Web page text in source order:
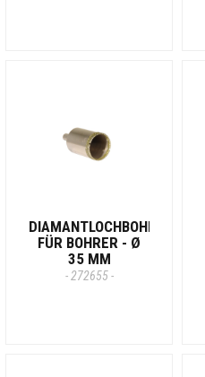
DIAMANTLOCHBOHRER
FÜR BOHRER - Ø
35 MM
- 272655 -